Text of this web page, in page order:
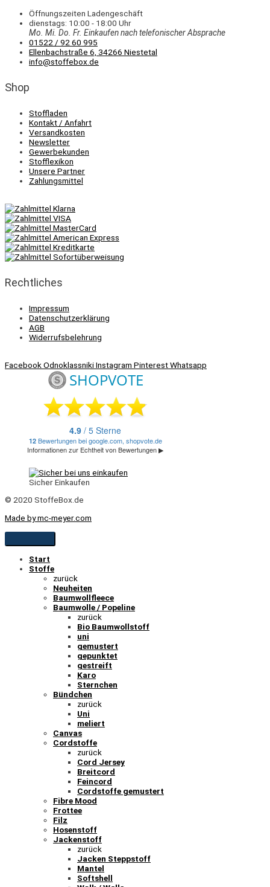
Öffnungszeiten Ladengeschäft
dienstags: 10:00 - 18:00 Uhr
Mo. Mi. Do. Fr. Einkaufennach telefonischer Absprache
01522 / 92 60 995
Ellenbachstraße 6, 34266 Niestetal
info@stoffebox.de
Shop
Stoffladen
Kontakt / Anfahrt
Versandkosten
Newsletter
Gewerbekunden
Stofflexikon
Unsere Partner
Zahlungsmittel
Rechtliches
Impressum
Datenschutzerklärung
AGB
Widerrufsbelehrung
FacebookOdnoklassnikiInstagram PinterestWhatsapp
Sicher Einkaufen
© 2020 StoffeBox.de
Made by mc-meyer.com
Start
Stoffe
zurück
Neuheiten
Baumwollfleece
Baumwolle / Popeline
zurück
Bio Baumwollstoff
uni
gemustert
gepunktet
gestreift
Karo
Sternchen
Bündchen
zurück
Uni
meliert
Canvas
Cordstoffe
zurück
Cord Jersey
Breitcord
Feincord
Cordstoffe gemustert
Fibre Mood
Frottee
Filz
Hosenstoff
Jackenstoff
zurück
Jacken Steppstoff
Mantel
Softshell